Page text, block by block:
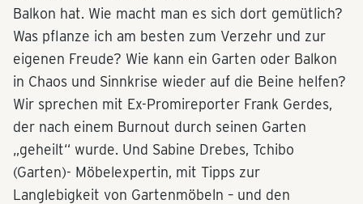
Balkon hat. Wie macht man es sich dort gemütlich?
Was pflanze ich am besten zum Verzehr und zur
eigenen Freude? Wie kann ein Garten oder Balkon
in Chaos und Sinnkrise wieder auf die Beine helfen?
Wir sprechen mit Ex-Promireporter Frank Gerdes,
der nach einem Burnout durch seinen Garten
„geheilt“ wurde. Und Sabine Drebes, Tchibo
(Garten)- Möbelexpertin, mit Tipps zur
Langlebigkeit von Gartenmöbeln – und den